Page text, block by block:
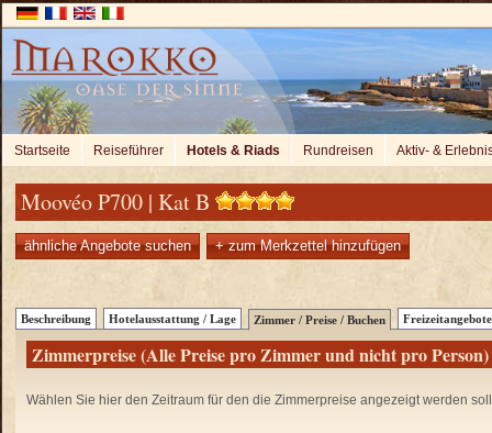
Startseite Reiseführer Hotels & Riads Rundreisen Aktiv- &
Moovéo P700 | Kat B
ähnliche Angebote suchen + zum Merkzettel hinzufügen
Beschreibung Hotelausstattung / Lage Zimmer / Preise / Buchen Freizeitangebote
Zimmerpreise (Alle Preise pro Zimmer und nicht pro Person)
Wählen Sie hier den Zeitraum für den die Zimmerpreise angezeigt werden